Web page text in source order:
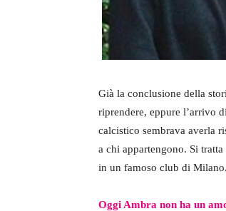
Già la conclusione della
riprendere, eppure l’arrivo
calcistico sembrava averla
a chi appartengono. Si
in un famoso club di Milano.
Oggi Ambra non ha un